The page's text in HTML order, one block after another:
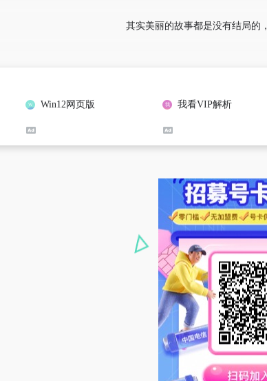
其实美丽的故事都是没有结局的
Win12网页版 我看VIP解析